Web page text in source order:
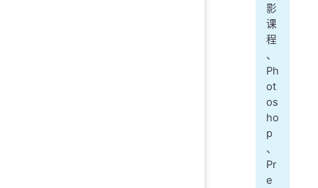
影
课
程
、
Ph
ot
os
ho
p
、
Pr
e